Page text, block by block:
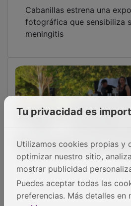
fotográfica que sensibiliza
meningitis
Titirinillas arranca en
acogida en su primera
Tu privacidad es
Utilizamos cookies propias y
optimizar nuestro sitio,
mostrar publicidad
Puedes aceptar todas las
preferencias. Más detalles en